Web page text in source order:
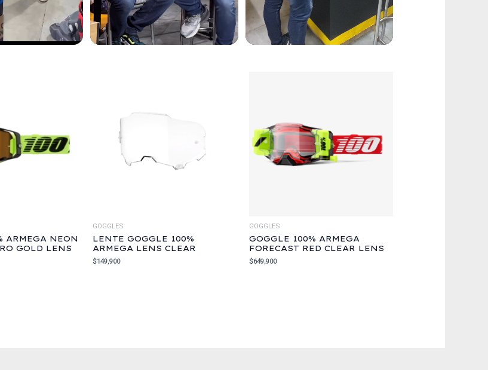
ARMEGA NEON
GOLD LENS
GOGGLES
LENTE GOGGLE 100%
ARMEGA LENS CLEAR
$149,900
GOGGLES
GOGGLE 100% ARMEGA
FORECAST RED CLEAR LENS
$649,900